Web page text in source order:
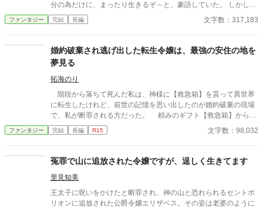
分の為だけに、まったり生きるぞ～と、豪語していた。 しかしひ
ょんなことから舞い込んだ見合い相手を調べているうちに、どう
にも我慢がならなくなった。 良い人間を寄ってたかっていじめる
意した主人公は…。 さてさて、無事にざまぁを完成できるのか？
ファンタジー 完結 長編 文字数：317,183
婚約破棄され逃げ出した転生令嬢は、最強の安住の地を
夢見る
拓海のり
階段から落ちて死んだ私は、神様に【救急箱】を貰って異世界
に転生したけれど、前世の記憶を思い出したのが婚約破棄の現場
で、私が断罪される方だった。 頼みのギフト【救急箱】から出
て来るのは、使うのを躊躇うような怖い物が沢山。出会う人々は
みんな訳ありで兵士に追われているし、こんな世界で私は生きて
年、腕の立つ元冒険者の護衛騎士、ほんわり癒し系聖女、魔獣使
いの半魔、暗部一族の騎士。転生令嬢と訳ありな皆さん。 ゆる
ゆる異世界ファンタジー、ご都合主義満載です。 タイトル色々
いじっています。他サイトにも投稿しています。 完結しました。
ありがとうございました。
ファンタジー 完結 長編 R15 文字数：98,032
冤罪で山に追放された令嬢ですが、逞しく生きてます
里見知美
王太子に呪いをかけたと断罪され、神の山と恐れられるセントポ
リオンに追放された公爵令嬢エリザベス。その姿は老婆のように